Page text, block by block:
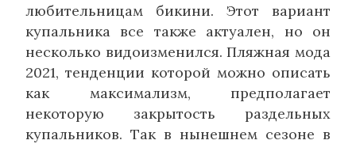
любительницам бикини. Этот вариант
купальника все также актуален, но он
несколько видоизменился. Пляжная мода
2021, тенденции которой можно описать
как максимализм, предполагает
некоторую закрытость раздельных
купальников. Так в нынешнем сезоне в